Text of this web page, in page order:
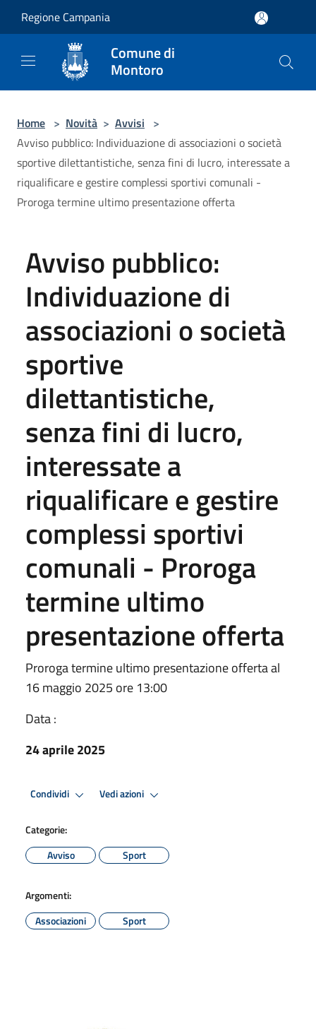
Regione Campania
Comune di
Montoro
Home > Novità > Avvisi >
Avviso pubblico: Individuazione di associazioni o società
sportive dilettantistiche, senza fini di lucro, interessate a
riqualificare e gestire complessi sportivi comunali -
Proroga termine ultimo presentazione offerta
Avviso pubblico:
Individuazione di
associazioni o società
sportive
dilettantistiche,
senza fini di lucro,
interessate a
riqualificare e gestire
complessi sportivi
comunali - Proroga
termine ultimo
presentazione offerta
Proroga termine ultimo presentazione offerta al
16 maggio 2025 ore 13:00
Data :
24 aprile 2025
Condividi Vedi azioni
Categorie:
Avviso
Sport
Argomenti:
Associazioni
Sport